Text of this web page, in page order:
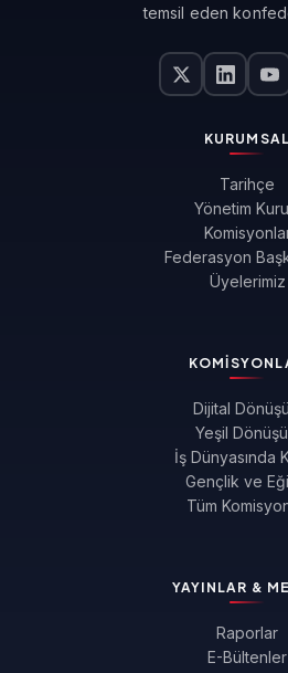
temsil eden
KURUMSAL
Tarihçe
Yönetim
Federasyon
Üyelerimiz
Dijital
Yeşil
İş Dünyasında
Gençlik ve
Tüm
YAYINLAR &
Raporlar
E-Bültenler